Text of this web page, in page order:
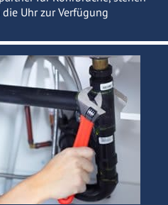
Uhr zur Verfügung